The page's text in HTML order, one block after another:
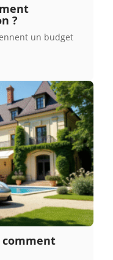
?
un budget
comment